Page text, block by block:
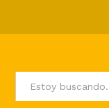
Todos